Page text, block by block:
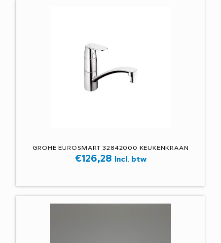
GROHE EUROSMART 32842000 KEUKENKRAAN
€126,28 Incl. btw